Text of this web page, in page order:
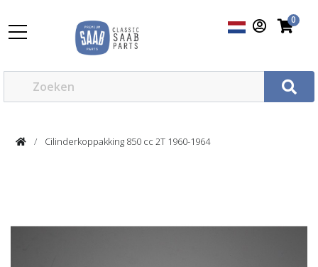
0
Cilinderkoppakking 850 cc 2T 1960-1964